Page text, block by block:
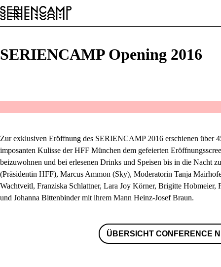
FestivalConference
SERIENCAMP Opening 2016
Zur exklusiven Eröffnung des SERIENCAMP2016 erschienen über
imposanten Kulisse der HFF München dem gefeierten
beizuwohnen und bei erlesenen Drinks und Speisen bis in die Nacht
(Präsidentin HFF), Marcus Ammon (Sky), Moderatorin Tanja
Wachtveitl, Franziska Schlattner, Lara Joy Körner, Brigitte
und Johanna Bittenbinder mit ihrem Mann Heinz-Josef Braun.
ÜBERSICHT CONFERENCE